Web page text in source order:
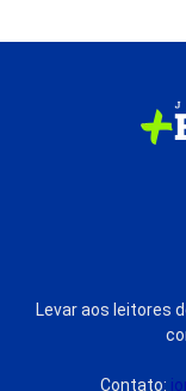
Levar aos leitores
Contato: